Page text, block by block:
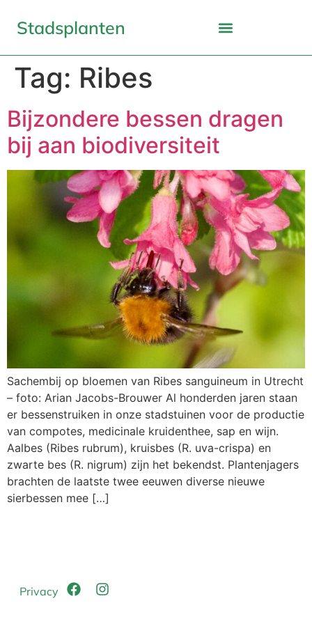
Stadsplanten
Tag: Ribes
Bijzondere bessen dragen
bij aan biodiversiteit
Sachembij op bloemen van Ribes sanguineum in Utrecht
– foto: Arian Jacobs-Brouwer Al honderden jaren staan
er bessenstruiken in onze stadstuinen voor de productie
van compotes, medicinale kruidenthee, sap en wijn.
Aalbes (Ribes rubrum), kruisbes (R. uva-crispa) en
zwarte bes (R. nigrum) zijn het bekendst. Plantenjagers
brachten de laatste twee eeuwen diverse nieuwe
sierbessen mee […]
Privacy